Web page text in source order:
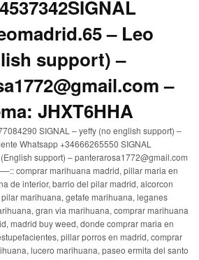
– Leo
support) –
–
JHXT6HHA
SIGNAL – yeffy (no english support) –
Whatsapp +34666265550 SIGNAL
support) – panterarosa1772@gmail.com
comprar marihuana madrid, pillar maria en
de interior, barrio del pilar madrid, alcorcon
marihuana, getafe marihuana, leganes
gran via marihuana, comprar marihuana
madrid buy weed, donde comprar maria en
pillar porros en madrid, comprar
lucero marihuana, paseo ermita del santo